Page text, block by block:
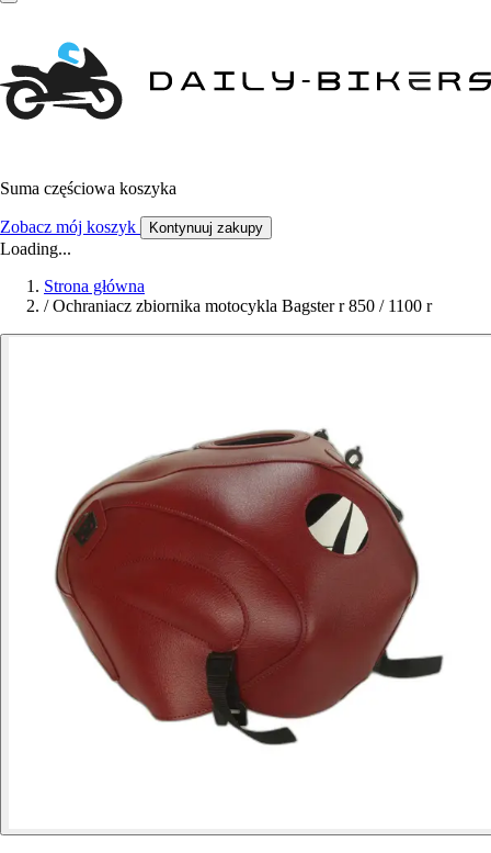
Suma częściowa koszyka
Zobacz mój koszyk Kontynuuj zakupy
Loading...
Strona główna
/ Ochraniacz zbiornika motocykla Bagster r 850 / 1100 r